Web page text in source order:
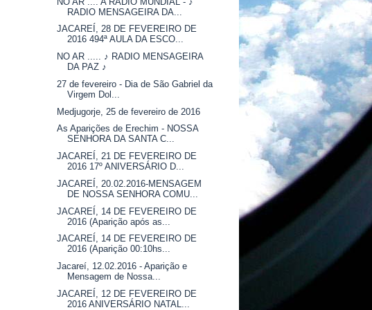
RADIO MENSAGEIRA DA...
JACAREÍ, 28 DE FEVEREIRO DE
2016 494ª AULA DA ESCO...
NO AR ..... ♪ RADIO MENSAGEIRA
DA PAZ ♪
27 de fevereiro - Dia de São Gabriel da
Virgem Dol...
Medjugorje, 25 de fevereiro de 2016
As Aparições de Erechim - NOSSA
SENHORA DA SANTA C...
JACAREÍ, 21 DE FEVEREIRO DE
2016 17º ANIVERSÁRIO D...
JACAREÍ, 20.02.2016-MENSAGEM
DE NOSSA SENHORA COMU...
JACAREÍ, 14 DE FEVEREIRO DE
2016 (Aparição após as...
JACAREÍ, 14 DE FEVEREIRO DE
2016 (Aparição 00:10hs...
Jacareí, 12.02.2016 - Aparição e
Mensagem de Nossa...
JACAREÍ, 12 DE FEVEREIRO DE
2016 ANIVERSÁRIO NATAL...